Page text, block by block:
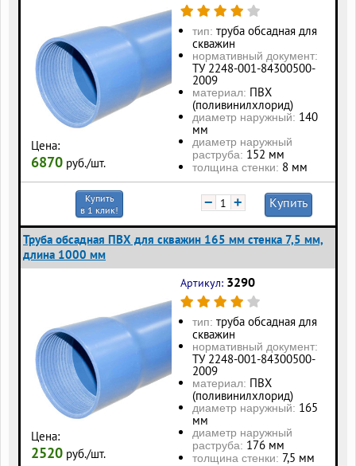
Цена:
6870 руб./шт.
тип: труба обсадная для
скважин
нормативный документ:
ТУ 2248-001-84300500-
2009
материал: ПВХ
(поливинилхлорид)
диаметр наружный: 140
мм
диаметр наружный
раструба: 152 мм
толщина стенки: 8 мм
Купить
в 1 клик!
− + Купить
Труба обсадная ПВХ для скважин 165 мм стенка 7,5 мм,
длина 1000 мм
Цена:
2520 руб./шт.
Артикул: 3290
тип: труба обсадная для
скважин
нормативный документ:
ТУ 2248-001-84300500-
2009
материал: ПВХ
(поливинилхлорид)
диаметр наружный: 165
мм
диаметр наружный
раструба: 176 мм
толщина стенки: 7,5 мм